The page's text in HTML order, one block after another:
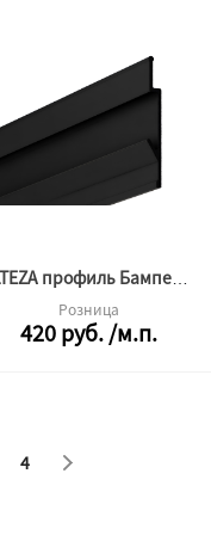
ALTEZA профиль Бампер АЛ Р-70 Черный мат 3,2м
Розница
420руб./м.п.
4